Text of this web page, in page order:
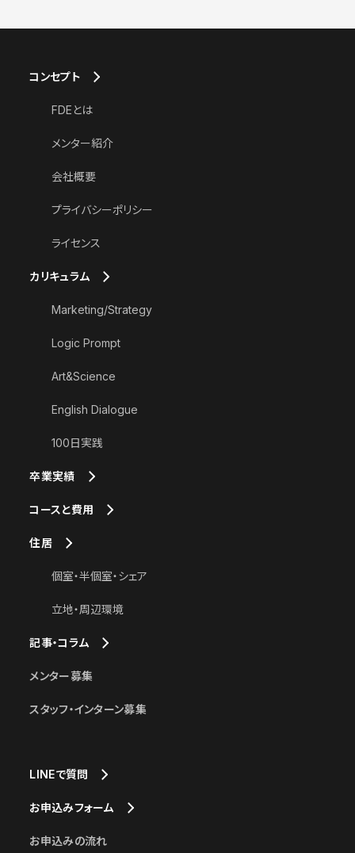
コンセプト
FDEとは
メンター紹介
会社概要
プライバシーポリシー
ライセンス
カリキュラム
Marketing/Strategy
Logic Prompt
Art&Science
English Dialogue
100日実践
卒業実績
コースと費用
住居
個室・半個室・シェア
立地・周辺環境
記事・コラム
メンター募集
スタッフ・インターン募集
LINEで質問
お申込みフォーム
お申込みの流れ